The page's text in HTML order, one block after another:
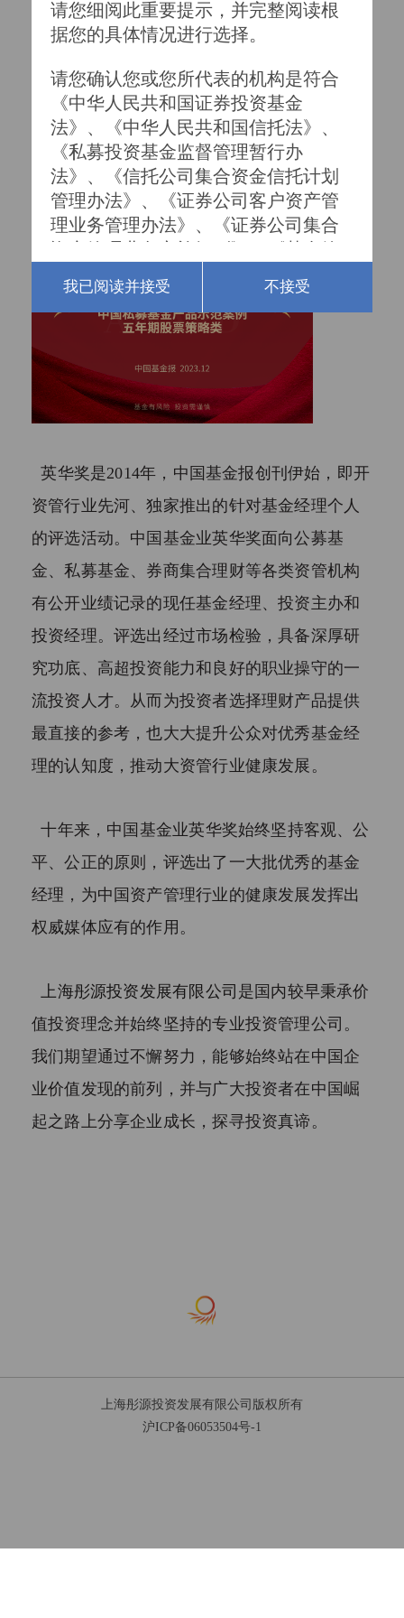
英华奖是2014年，中国基金报创刊伊始，即开
资管行业先河、独家推出的针对基金经理个人
的评选活动。中国基金业英华奖面向公募基
金、私募基金、券商集合理财等各类资管机构
有公开业绩记录的现任基金经理、投资主办和
投资经理。评选出经过市场检验，具备深厚研
究功底、高超投资能力和良好的职业操守的一
流投资人才。从而为投资者选择理财产品提供
最直接的参考，也大大提升公众对优秀基金经
理的认知度，推动大资管行业健康发展。
十年来，中国基金业英华奖始终坚持客观、公
平、公正的原则，评选出了一大批优秀的基金
经理，为中国资产管理行业的健康发展发挥出
权威媒体应有的作用。
上海彤源投资发展有限公司 是国内较早秉承价
值投资理念并始终坚持的专业投资管理公司。
我们期望通过不懈努力，能够始终站在中国企
业价值发现的前列，并与广大投资者在中国崛
起之路上分享企业成长，探寻投资真谛。
上海彤源投资发展有限公司版权所有
沪ICP备06053504号-1
请您细阅此重要提示，并完整阅读根
据您的具体情况进行选择。
请您确认您或您所代表的机构是符合
《中华人民共和国证券投资基金
法》、《中华人民共和国信托法》、
《私募投资基金监督管理暂行办
法》、《信托公司集合资金信托计划
管理办法》、《证券公司客户资产管
理业务管理办法》、《证券公司集合
法》及其他相关法律法规所认定的合
格投资者。
一、根据我国《私募投资基金监督管
理暂行办法》的规定，私募基金合格
投资者的标准如下：
能力，投资于单只私募基金的金额不
位和个人：
（1）净资产不低于1000万元的单位；
（2）个人金融资产不低于300万元或
元。（前款所称金融资产包括银行存
款、股票、债券、基金份额、资产管
理计划、银行理财产品、信托计划、
2、下列投资者视为合格投资者：
（1）社会保障基金、企业年金、慈善
基金；
（3）投资于所管理私募基金的私募基
金管理人及其从业人员；
二、根据我国《信托公司集合资金信
1、投资一个信托计划的最低金额不少
于100万元人民币的自然人、法人或者
依法成立的其他组织；
2、个人或家庭金融资产总计在其认购
时超过100万元人民币，且能提供相关
财产证明的自然人；
理业务管理办法》的规定，集合资产
100万元人民币；
2、公司、企业等机构净资产不低于
1000万元人民币。
我已阅读并接受 不接受